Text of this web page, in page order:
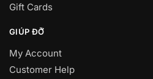
Gift Cards
GIÚP ĐỠ
My Account
Customer Help